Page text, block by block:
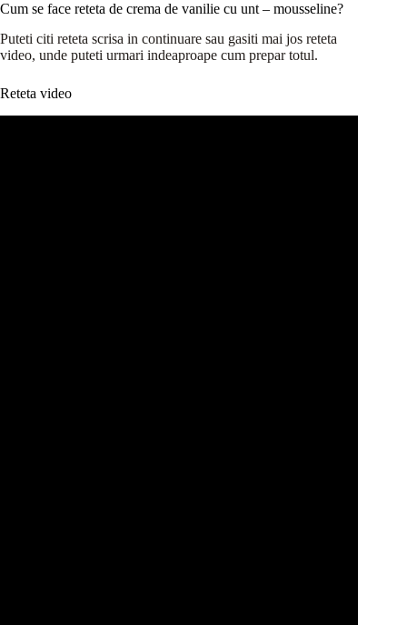
Cum se face reteta de crema de vanilie cu unt – mousseline?
Puteti citi reteta scrisa in continuare sau gasiti mai jos reteta
video, unde puteti urmari indeaproape cum prepar totul.
Reteta video